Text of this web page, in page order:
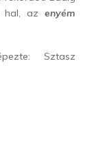
hal, az enyém
Sztasz